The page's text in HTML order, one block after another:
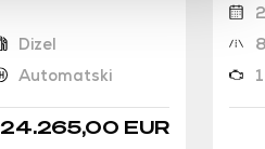
Dizel
Automatski
24.265,00 EUR